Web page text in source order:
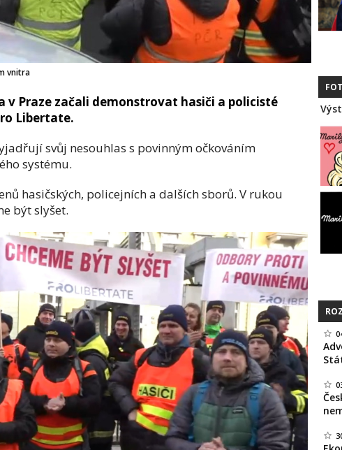
vnitra
Praze začali demonstrovat hasiči a policisté
Libertate.
svůj nesouhlas s povinným očkováním
systému.
hasičských, policejních a dalších sborů. V rukou
být slyšet.